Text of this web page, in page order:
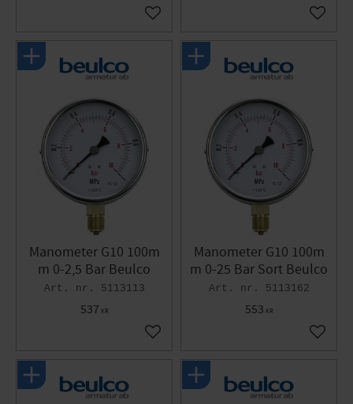
Gem som favorit Gem
Manometer G10 100m
m 0-2,5 Bar Beulco
5113113
537 KR
Gem som favorit
Manometer G10 100m
m 0-25 Bar Sort Beulco
5113162
553 KR
Gem